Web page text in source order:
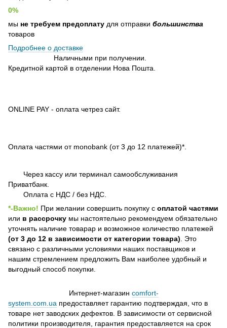
0%
мы не требуем предоплату для отправки большинства
товаров
Подробнее о доставке
Наличными при получении.
Кредитной картой в отделении Нова Пошта.
ONLINE PAY - оплата четрез сайт.
Оплата частями от monobank (от 3 до 12 платежей)*.
Через кассу или терминал самообслуживания
Приватбанк.
Оплата с НДС / без НДС.
*-Важно! При желании совершить покупку с оплатой частями
или в рассрочку мы настоятельно рекомендуем обязательно
уточнять наличие товарар и возможное количество платежей
(от 3 до 12 в зависимости от категории товара) . Это
связано с различными условиями наших поставщиков и
нашим стремлением предложить Вам наиболее удобный и
выгодный способ покупки.
Интернет-магазин comfort-
system.com.ua предоставляет гарантию подтверждая, что в
товаре нет заводских дефектов. В зависимости от сервисной
политики производителя, гарантия предоставляется на срок